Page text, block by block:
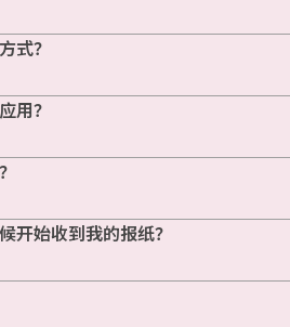
式？
用？
开始收到我的报纸？